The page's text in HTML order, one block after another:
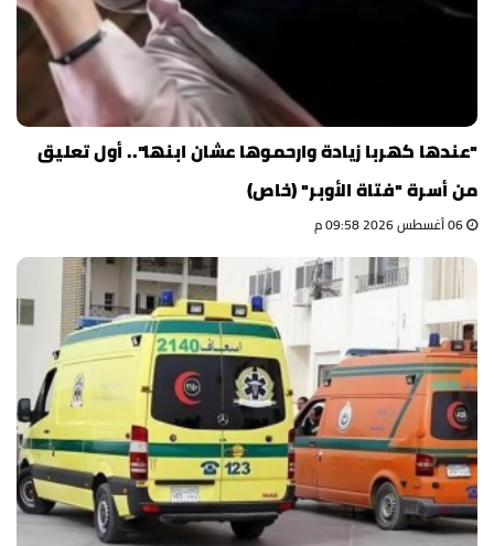
"عندها كهربا زيادة وارحموها عشان ابنها".. أول تعليق
من أسرة "فتاة الأوبر" (خاص)